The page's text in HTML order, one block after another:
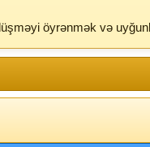
öyrənmək və